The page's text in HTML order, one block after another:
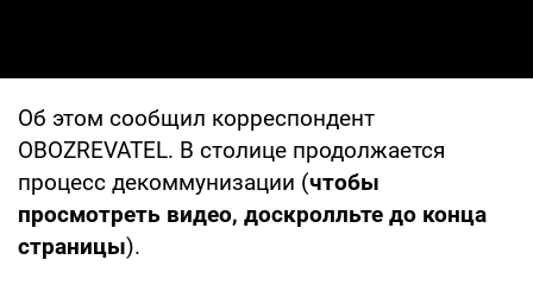
Об этом сообщил корреспондент
OBOZREVATEL. В столице продолжается
процесс декоммунизации (чтобы
просмотреть видео, доскролльте до конца
страницы).